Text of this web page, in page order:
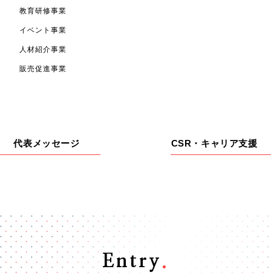
教育研修事業
イベント事業
人材紹介事業
販売促進事業
代表メッセージ CSR・キャリア支援
Entry.